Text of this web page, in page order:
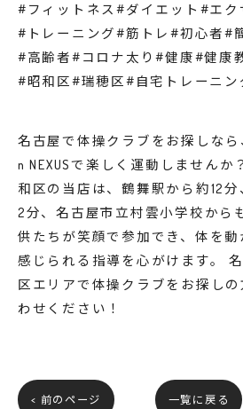
#フィットネス#ダイエット#エク
#トレーニング#筋トレ#初心者#
#高齢者#コロナ太り#健康#健康
#昭和区#瑞穂区#自宅トレーニン
名古屋で体操クラブをお探しな
n NEXUSで楽しく運動しませんか
和区の当店は、鶴舞駅から約12
2分、名古屋市立村雲小学校から
供たちが笑顔で参加でき、体を
感じられる指導を心がけます。
区エリアで体操クラブをお探し
わせください！
< 前のページ 一覧に戻る